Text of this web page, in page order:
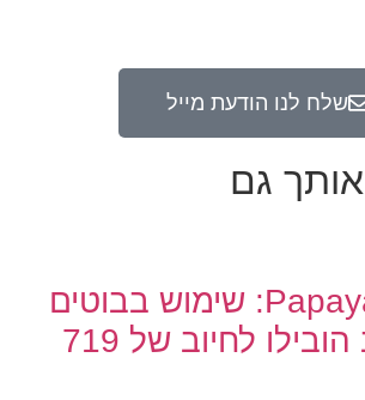
שלח לנו הודעת מייל
אותך גם
Skillz נגד Papaya: שימוש בבוטים
ופרסום כוזב הובילו לחיוב של 719